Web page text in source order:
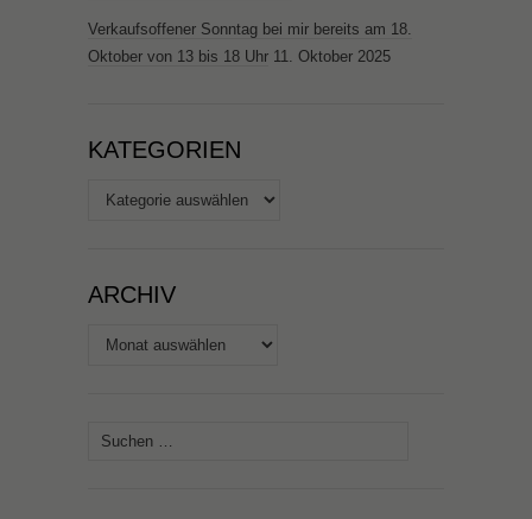
Verkaufsoffener Sonntag bei mir bereits am 18.
Oktober von 13 bis 18 Uhr 11. Oktober 2025
KATEGORIEN
Kategorien
ARCHIV
Archiv
Suchen